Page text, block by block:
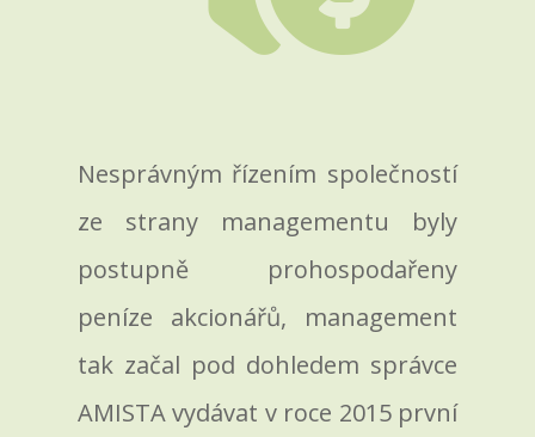
Nesprávným řízením společností
ze strany managementu byly
postupně prohospodařeny
peníze akcionářů, management
tak začal pod dohledem správce
AMISTA vydávat v roce 2015 první